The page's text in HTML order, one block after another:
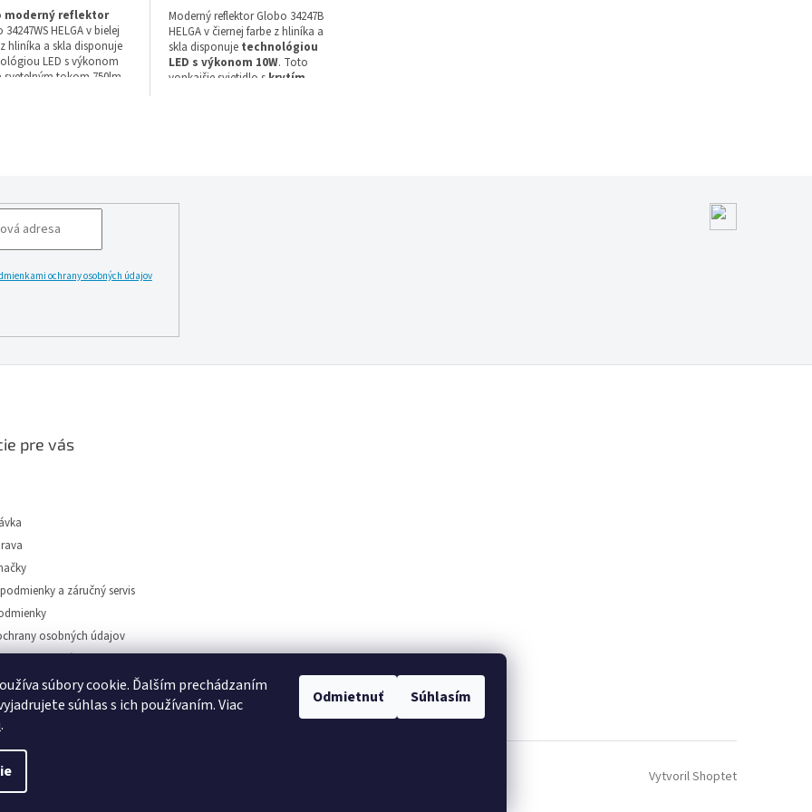
súbory cookie. Ďalším prechádzaním
súhlas s ich používaním. Viac
.
Odmietnuť Súhlasím
moderný reflektor
34247WS HELGA v bielej
hliníka a skla disponuje
LED s výkonom
svetelným tokom 750lm.
Moderný reflektor Globo 34247B
HELGA v čiernej farbe z hliníka a
skla disponuje technológiou
LED s výkonom 10W. Toto
vonkajšie svietidlo s krytím
ochrany osobných údajov
pre vás
a záručný servis
osobných údajov
Dunajská Streda
Vytvoril Shoptet
cookies